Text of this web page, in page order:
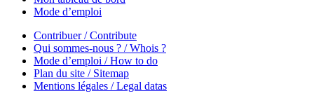
Mode d’emploi
Contribuer / Contribute
Qui sommes-nous ? / Whois ?
Mode d’emploi / How to do
Plan du site / Sitemap
Mentions légales / Legal datas